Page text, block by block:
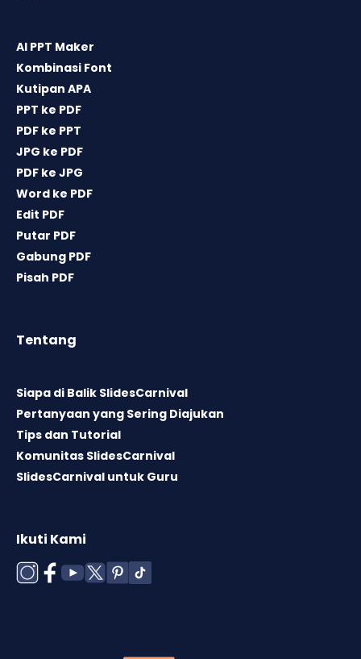
AI PPT Maker
Kombinasi Font
Kutipan APA
PPT ke PDF
PDF ke PPT
JPG ke PDF
PDF ke JPG
Word ke PDF
Edit PDF
Putar PDF
Gabung PDF
Pisah PDF
Tentang
Siapa di Balik SlidesCarnival
Pertanyaan yang Sering Diajukan
Tips dan Tutorial
Komunitas SlidesCarnival
SlidesCarnival untuk Guru
Ikuti Kami